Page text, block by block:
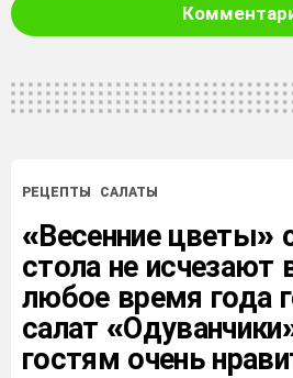
РЕЦЕПТЫ САЛАТЫ
«Весенние цветы»
стола не исчезают
любое время года
салат
гостям очень